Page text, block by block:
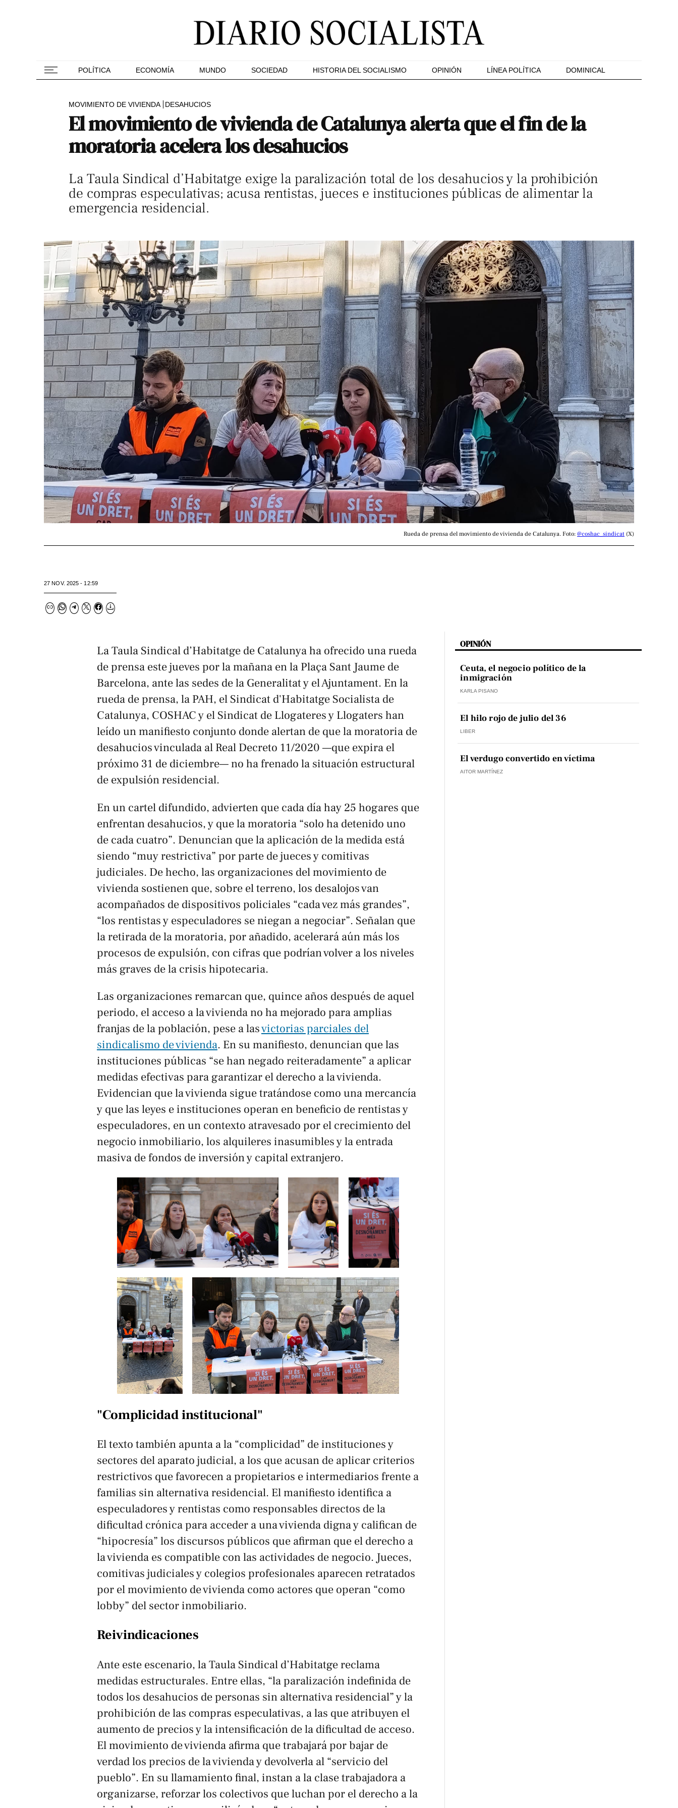
POLÍTICA ECONOMÍA MUNDO SOCIEDAD HISTORIA DEL SOCIALISMO OPINIÓN LÍNEA POLÍTICA DOMINICAL
MOVIMIENTO DE VIVIENDA DESAHUCIOS
El movimiento de vivienda de Catalunya alerta que el fin de la
moratoria acelera los desahucios
La Taula Sindical d’Habitatge exige la paralización total de los desahucios y la prohibición
de compras especulativas; acusa rentistas, jueces e instituciones públicas de alimentar la
emergencia residencial.
Rueda de prensa del movimiento de vivienda de Catalunya. Foto: @coshac_sindicat (X)
27 NOV. 2025 - 12:59
La Taula Sindical d’Habitatge de Catalunya ha ofrecido una rueda
de prensa este jueves por la mañana en la Plaça Sant Jaume de
Barcelona, ante las sedes de la Generalitat y el Ajuntament. En la
rueda de prensa, la PAH, el Sindicat d'Habitatge Socialista de
Catalunya, COSHAC y el Sindicat de Llogateres y Llogaters han
leído un manifiesto conjunto donde alertan de que la moratoria de
desahucios vinculada al Real Decreto 11/2020 —que expira el
próximo 31 de diciembre— no ha frenado la situación estructural
de expulsión residencial.
En un cartel difundido, advierten que cada día hay 25 hogares que
enfrentan desahucios, y que la moratoria “solo ha detenido uno
de cada cuatro”. Denuncian que la aplicación de la medida está
siendo “muy restrictiva” por parte de jueces y comitivas
judiciales. De hecho, las organizaciones del movimiento de
vivienda sostienen que, sobre el terreno, los desalojos van
acompañados de dispositivos policiales “cada vez más grandes”,
“los rentistas y especuladores se niegan a negociar”. Señalan que
la retirada de la moratoria, por añadido, acelerará aún más los
procesos de expulsión, con cifras que podrían volver a los niveles
más graves de la crisis hipotecaria.
Las organizaciones remarcan que, quince años después de aquel
periodo, el acceso a la vivienda no ha mejorado para amplias
franjas de la población, pese a lasvictorias parciales del
sindicalismo de vivienda. En su manifiesto, denuncian que las
instituciones públicas “se han negado reiteradamente” a aplicar
medidas efectivas para garantizar el derecho a la vivienda.
Evidencian que la vivienda sigue tratándose como una mercancía
y que las leyes e instituciones operan en beneficio de rentistas y
especuladores, en un contexto atravesado por el crecimiento del
negocio inmobiliario, los alquileres inasumibles y la entrada
masiva de fondos de inversión y capital extranjero.
"Complicidad institucional"
El texto también apunta a la “complicidad” de instituciones y
sectores del aparato judicial, a los que acusan de aplicar criterios
restrictivos que favorecen a propietarios e intermediarios frente a
familias sin alternativa residencial. El manifiesto identifica a
especuladores y rentistas como responsables directos de la
dificultad crónica para acceder a una vivienda digna y califican de
“hipocresía” los discursos públicos que afirman que el derecho a
la vivienda es compatible con las actividades de negocio. Jueces,
comitivas judiciales y colegios profesionales aparecen retratados
por el movimiento de vivienda como actores que operan “como
lobby” del sector inmobiliario.
Reivindicaciones
Ante este escenario, la Taula Sindical d’Habitatge reclama
medidas estructurales. Entre ellas, “la paralización indefinida de
todos los desahucios de personas sin alternativa residencial” y la
prohibición de las compras especulativas, a las que atribuyen el
aumento de precios y la intensificación de la dificultad de acceso.
El movimiento de vivienda afirma que trabajará por bajar de
verdad los precios de la vivienda y devolverla al “servicio del
pueblo”. En su llamamiento final, instan a la clase trabajadora a
organizarse, reforzar los colectivos que luchan por el derecho a la
OPINIÓN
Ceuta, el negocio político de la
inmigración
KARLA PISANO
El hilo rojo de julio del 36
LIBER
El verdugo convertido en víctima
AITOR MARTÍNEZ